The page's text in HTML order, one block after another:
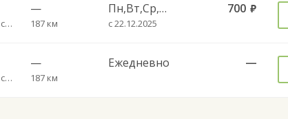
Малый Толкиш с. пов.
—
187 км
Пн,Вт,Ср,Чт,Пт,Вс
с 22.12.2025
700 руб.
Малый Толкиш с. пов.
—
187 км
Ежедневно —